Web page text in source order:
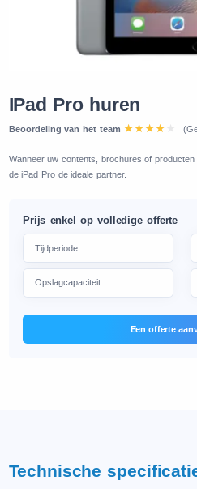
IPad Pro huren
Beoordeling van het team
Wanneer uw contents, brochures of
de iPad Pro de ideale partner.
Prijs enkel op volledige offerte
Een offerte
Technische